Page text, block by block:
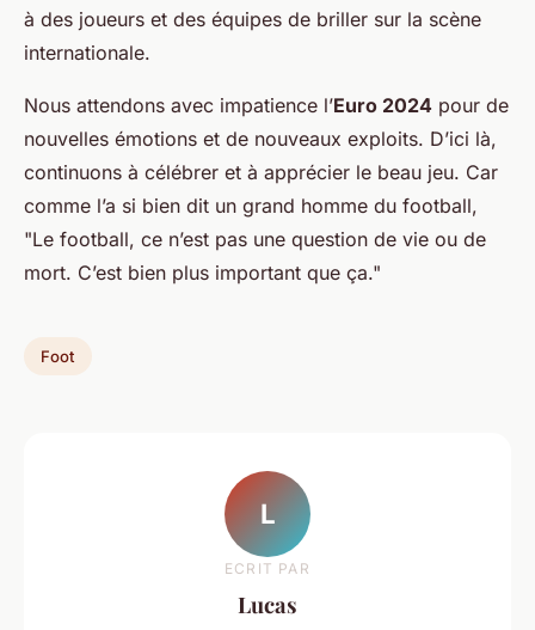
à des joueurs et des équipes de briller sur la scène
internationale.
Nous attendons avec impatience l’Euro 2024 pour de
nouvelles émotions et de nouveaux exploits. D’ici là,
continuons à célébrer et à apprécier le beau jeu. Car
comme l’a si bien dit un grand homme du football,
"Le football, ce n’est pas une question de vie ou de
mort. C’est bien plus important que ça."
Foot
L
ECRIT PAR
Lucas